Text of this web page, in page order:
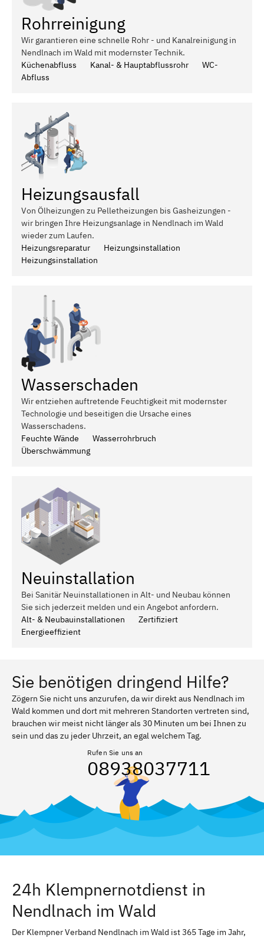
Rohrreinigung
Wir garantieren eine schnelle Rohr - und Kanalreinigung in
Nendlnach im Wald mit modernster Technik.
Küchenabfluss
Kanal- & Hauptabflussrohr
WC-
Abfluss
Heizungsausfall
Von Ölheizungen zu Pelletheizungen bis Gasheizungen -
wir bringen Ihre Heizungsanlage in Nendlnach im Wald
wieder zum Laufen.
Heizungsreparatur
Heizungsinstallation
Heizungsinstallation
Wasserschaden
Wir entziehen auftretende Feuchtigkeit mit modernster
Technologie und beseitigen die Ursache eines
Wasserschadens.
Feuchte Wände
Wasserrohrbruch
Überschwämmung
Neuinstallation
Bei Sanitär Neuinstallationen in Alt- und Neubau können
Sie sich jederzeit melden und ein Angebot anfordern.
Alt- & Neubauinstallationen
Zertifiziert
Energieeffizient
Sie benötigen dringend Hilfe?
Zögern Sie nicht uns anzurufen, da wir direkt aus Nendlnach im
Wald kommen und dort mit mehreren Standorten vertreten sind,
brauchen wir meist nicht länger als 30 Minuten um bei Ihnen zu
sein und das zu jeder Uhrzeit, an egal welchem Tag.
Rufen Sie uns an
08938037711
24h Klempnernotdienst in
Nendlnach im Wald
Der Klempner Verband Nendlnach im Wald ist 365 Tage im Jahr,